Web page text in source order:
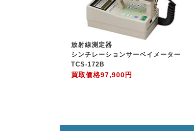
放射線測定器
シンチレーションサーベイメーター
TCS-172B
買取価格97,900円